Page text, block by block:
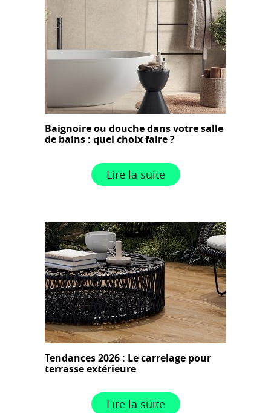
Baignoire ou douche dans votre salle
de bains : quel choix faire ?
Lire la suite
Tendances 2026 : Le carrelage pour
terrasse extérieure
Lire la suite